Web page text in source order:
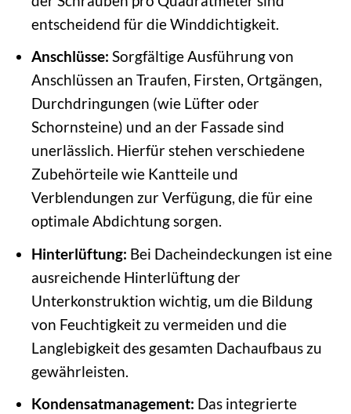
entscheidend für die Winddichtigkeit.
Anschlüsse: Sorgfältige Ausführung von
Anschlüssen an Traufen, Firsten, Ortgängen,
Durchdringungen (wie Lüfter oder
Schornsteine) und an der Fassade sind
unerlässlich. Hierfür stehen verschiedene
Zubehörteile wie Kantteile und
Verblendungen zur Verfügung, die für eine
optimale Abdichtung sorgen.
Hinterlüftung: Bei Dacheindeckungen ist eine
ausreichende Hinterlüftung der
Unterkonstruktion wichtig, um die Bildung
von Feuchtigkeit zu vermeiden und die
Langlebigkeit des gesamten Dachaufbaus zu
gewährleisten.
Kondensatmanagement: Das integrierte